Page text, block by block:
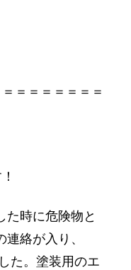
＝＝＝＝＝＝＝
た時に危険物と
絡が入り、
た。塗装用のエ